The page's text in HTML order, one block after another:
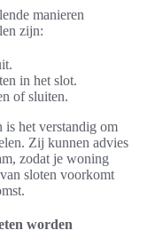
manieren
zijn:
in het slot.
of sluiten.
is het verstandig om
Zij kunnen advies
zodat je woning
sloten voorkomt
worden